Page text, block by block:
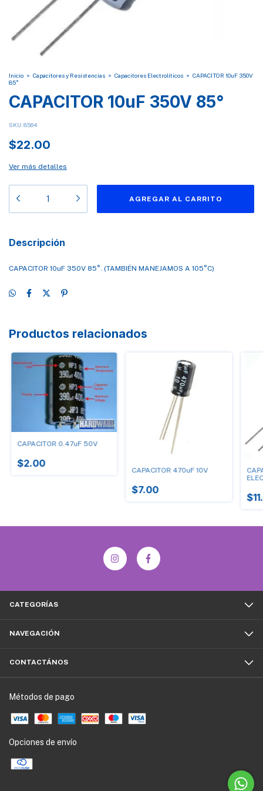
Inicio > Capacitores y Resistencias > Capacitores Electrolíticos > CAPACITOR 10uF 350V
85°
CAPACITOR 10uF 350V 85°
SKU: 8564
$22.00
Ver más detalles
Descripción
CAPACITOR 10uF 350V 85°. (TAMBIÉN MANEJAMOS A 105°C)
Productos relacionados
CAPACITOR 0.47uF 50V
$2.00
CAPACITOR 470uF 10V
$7.00
CATEGORÍAS
NAVEGACIÓN
CONTACTÁNOS
Métodos de pago
Opciones de envío